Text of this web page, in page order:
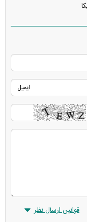
قوانین ارسال نظر